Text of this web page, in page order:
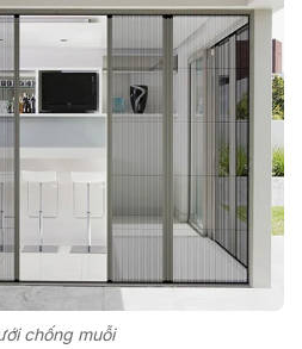
chống muỗi